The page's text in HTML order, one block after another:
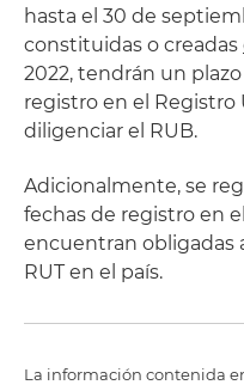
hasta el 30 de
constituidas o creadas
2022, tendrán un
registro en el Registro
diligenciar el RUB.
Adicionalmente, se
fechas de registro en
encuentran obligadas
RUT en el país.
La información contenida